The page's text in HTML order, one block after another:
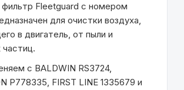
Fleetguard с номером
для очистки воздуха,
в двигатель, от пыли и
частиц.
с BALDWIN RS3724,
P778335, FIRST LINE 1335679 и